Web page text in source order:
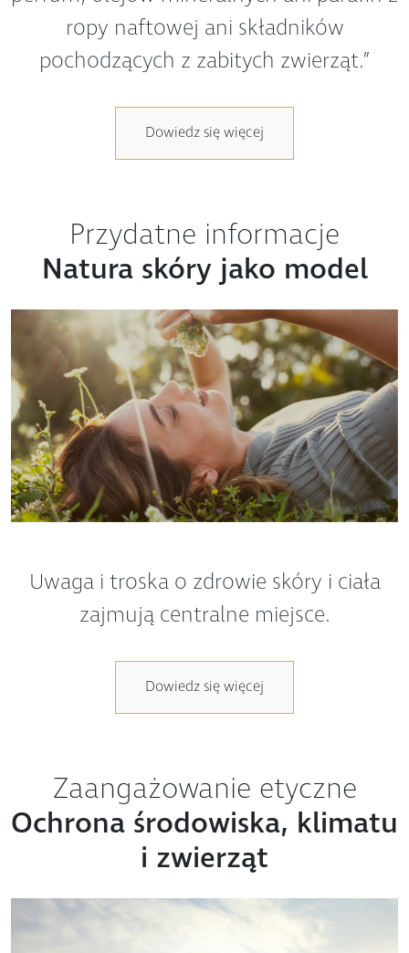
pochodzących z zabitych zwierząt.”
Dowiedz się więcej
Natura skóry jako model
zajmują centralne miejsce.
Dowiedz się więcej
Ochrona środowiska, klimatu
i zwierząt